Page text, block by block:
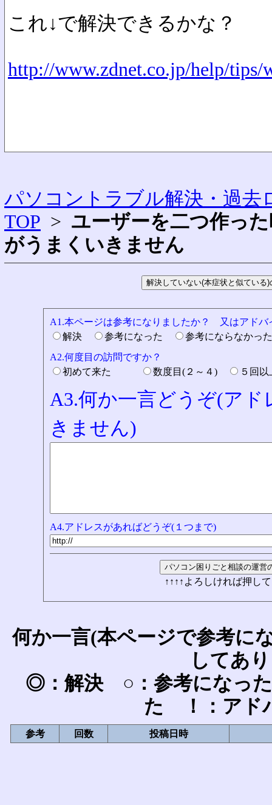
これ↓で解決できるかな？
http://www.zdnet.co.jp/help/tips/
パソコントラブル解決・過去
TOP > ユーザーを二つ作っ
がうまくいきません
A1.本ページは参考になりましたか？ 又はアドバ
解決
参考になった
参考にならなか
A2.何度目の訪問ですか？
初めて来た
数度目(２～４) ５回
A3.何か一言どうぞ(ア
きません)
A4.アドレスがあればどうぞ(１つまで)
↑↑↑↑よろしければ押し
何か一言(本ページで参考に
してあ
◎：解決 ○：参考になっ
た ！：アド
参考 回数 投稿日時